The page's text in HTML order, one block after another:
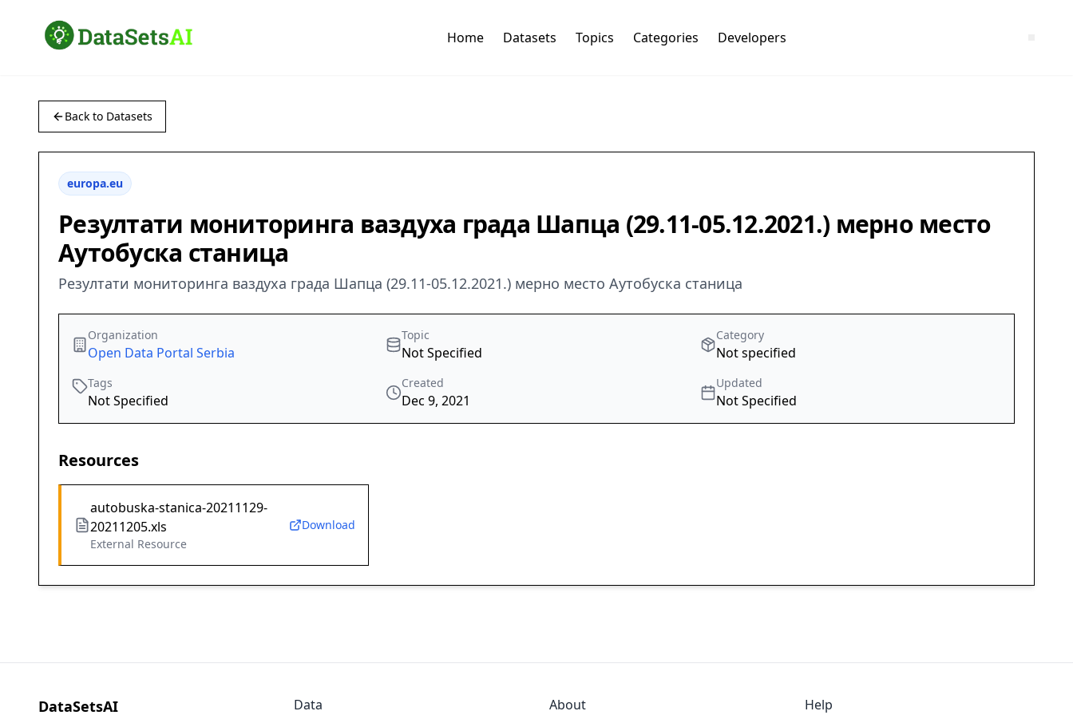
Home Datasets Topics Categories Developers
Back to Datasets
europa.eu
Резултати мониторинга ваздуха града Шапца (29.11-05.12.2021.) мерно место
Аутобуска станица
Резултати мониторинга ваздуха града Шапца (29.11-05.12.2021.) мерно место Аутобуска станица
Organization
Open Data Portal Serbia
Topic
Not Specified
Category
Not specified
Tags
Not Specified
Created
Dec 9, 2021
Updated
Not Specified
Resources
autobuska-stanica-20211129-
20211205.xls
External Resource
Download
DataSetsAI Data About Help